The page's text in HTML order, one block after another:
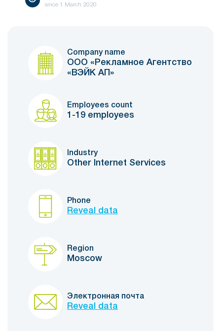
since 1 March 2020
Company name
ООО «Рекламное Агентство
«ВЭЙК АП»
Employees count
1-19 employees
Industry
Other Internet Services
Phone
Reveal data
Region
Moscow
Электронная почта
Reveal data